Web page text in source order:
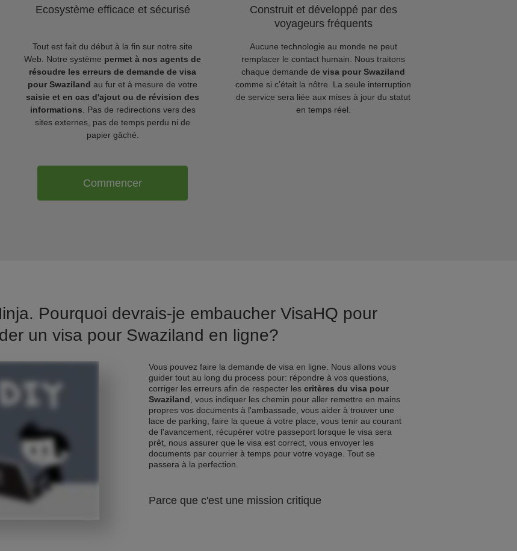
Ecosystème efficace et sécurisé
Tout est fait du début à la fin sur notre site
Web. Notre système permet à nos agents de
résoudre les erreurs de demande de visa
pour Swaziland au fur et à mesure de votre
saisie et en cas d'ajout ou de révision des
informations . Pas de redirections vers des
sites externes, pas de temps perdu ni de
papier gâché.
Construit et développé par des
voyageurs fréquents
Aucune technologie au monde ne peut
remplacer le contact humain. Nous traitons
chaque demande de visa pour Swaziland
comme si c'était la nôtre. La seule interruption
de service sera liée aux mises à jour du statut
en temps réel.
Commencer
Pourquoi devrais-je embaucher VisaHQ pour
un visa pour Swaziland en ligne?
Vous pouvez faire la demande de visa en ligne. Nous allons vous
guider tout au long du process pour: répondre à vos questions,
corriger les erreurs afin de respecter les critères du visa pour
Swaziland , vous indiquer les chemin pour aller remettre en mains
propres vos documents à l'ambassade, vous aider à trouver une
lace de parking, faire la queue à votre place, vous tenir au courant
de l'avancement, récupérer votre passeport lorsque le visa sera
prêt, nous assurer que le visa est correct, vous envoyer les
documents par courrier à temps pour votre voyage. Tout se
passera à la perfection.
Parce que c'est une mission critique